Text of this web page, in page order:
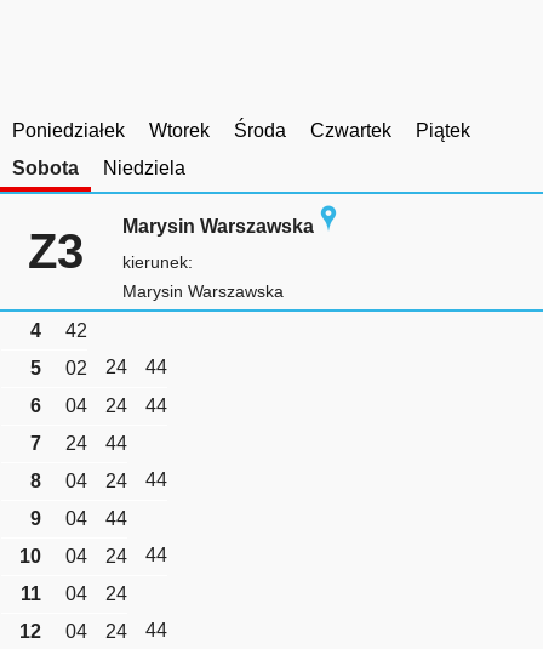
Poniedziałek Wtorek Środa Czwartek
Piątek
Sobota
Niedziela
Z3 Marysin Warszawska
kierunek:
Marysin Warszawska
4
42
5
02 24
44
6
04 24
44
7
24
44
8
04 24
44
9
04
44
10
04 24
44
11
04
24
12
04 24
44